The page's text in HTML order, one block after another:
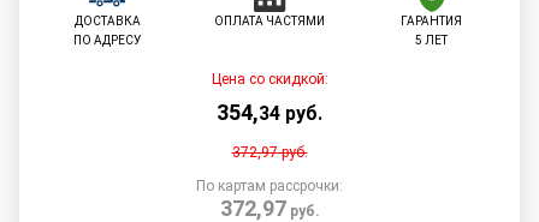
ДОСТАВКА
ПО АДРЕСУ
ОПЛАТА ЧАСТЯМИ
ГАРАНТИЯ
5 ЛЕТ
Цена со скидкой:
354,34 руб.
372,97руб.
По картам рассрочки:
372,97 руб.